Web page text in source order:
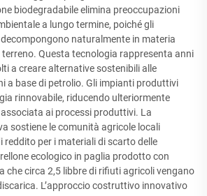
biodegradabile elimina preoccupazioni
a lungo termine, poiché gli
naturalmente in materia
Questa tecnologia rappresenta anni
a creare alternative sostenibili alle
a base di petrolio. Gli impianti produttivi
rinnovabile, riducendo ulteriormente
ai processi produttivi. La
sostiene le comunità agricole locali
per i materiali di scarto delle
ecologico in paglia prodotto con
che circa 2,5 libbre di rifiuti agricoli vengano
L’approccio costruttivo innovativo